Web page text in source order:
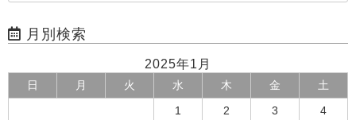
月別検索
2025年1月
日 月 火 水 木 金 土
1 2 3 4